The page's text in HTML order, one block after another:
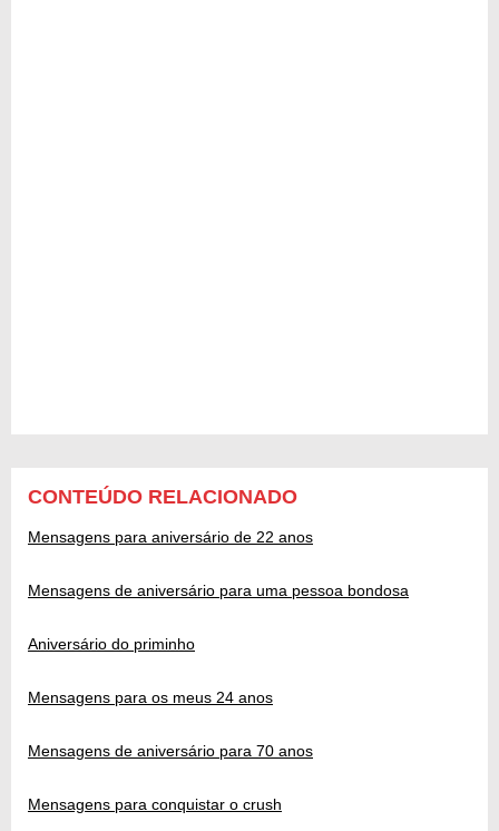
CONTEÚDO RELACIONADO
Mensagens para aniversário de 22 anos
Mensagens de aniversário para uma pessoa bondosa
Aniversário do priminho
Mensagens para os meus 24 anos
Mensagens de aniversário para 70 anos
Mensagens para conquistar o crush